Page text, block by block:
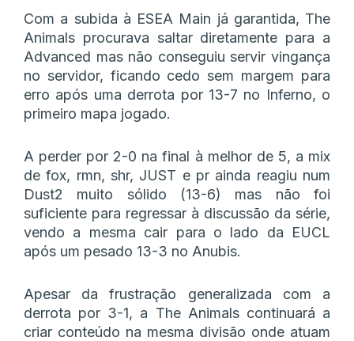
Com a subida à ESEA Main já garantida, The
Animals procurava saltar diretamente para a
Advanced mas não conseguiu servir vingança
no servidor, ficando cedo sem margem para
erro após uma derrota por 13-7 no Inferno, o
primeiro mapa jogado.
A perder por 2-0 na final à melhor de 5, a mix
de fox, rmn, shr, JUST e pr ainda reagiu num
Dust2 muito sólido (13-6) mas não foi
suficiente para regressar à discussão da série,
vendo a mesma cair para o lado da EUCL
após um pesado 13-3 no Anubis.
Apesar da frustração generalizada com a
derrota por 3-1, a The Animals continuará a
criar conteúdo na mesma divisão onde atuam